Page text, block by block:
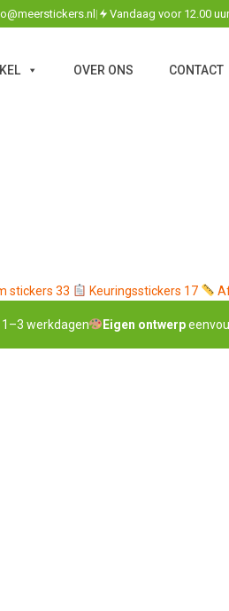
| Vandaag voor 12.00
OVER ONS CONTACT
stickers 33 Keuringsstickers 17
1–3 werkdagen Eigen ontwerp